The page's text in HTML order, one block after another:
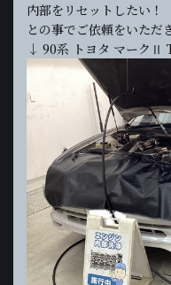
内部をリセットしたい！
との事でご依頼をいただ
↓ 90系 トヨタ マークⅡ